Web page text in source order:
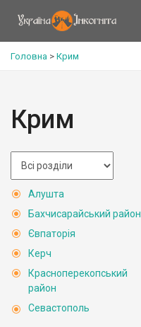
Головна > Крим
Крим
Алушта
Бахчисарайський район
Євпаторія
Керч
Красноперекопський
район
Севастополь